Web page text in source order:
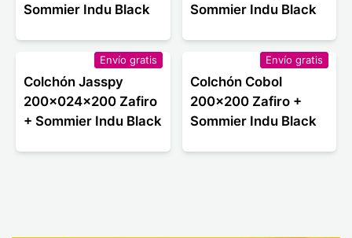
Sommier Indu Black
Sommier Indu Black
Envío gratis
Colchón Jasspy
200x024x200 Zafiro
+ Sommier Indu Black
Envío gratis
Colchón Cobol
200x200 Zafiro +
Sommier Indu Black